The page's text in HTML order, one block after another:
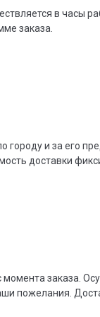
в часы
заказа.
городу и за его
доставки
заказа.
пожелания.